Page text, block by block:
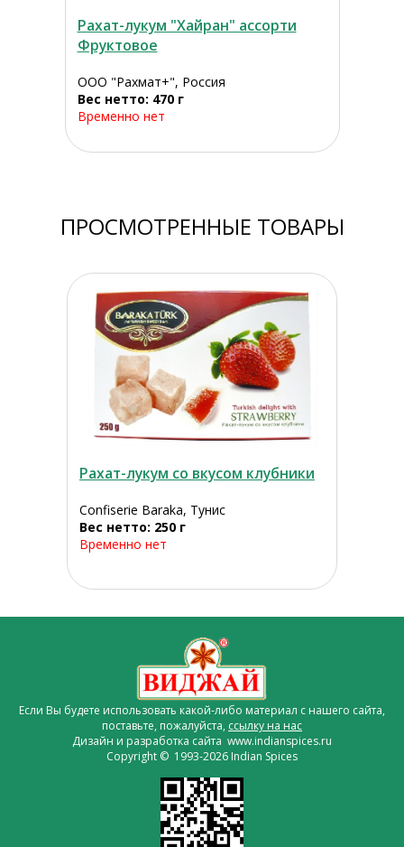
Рахат-лукум "Хайран" ассорти
Фруктовое
ООО "Рахмат+", Россия
Вес нетто: 470 г
Временно нет
ПРОСМОТРЕННЫЕ ТОВАРЫ
Рахат-лукум со вкусом клубники
Confiserie Baraka, Тунис
Вес нетто: 250 г
Временно нет
Если Вы будете использовать какой-либо материал с нашего сайта,
поставьте, пожалуйста, ссылку на нас
Дизайн и разработка сайта www.indianspices.ru
Copyright © 1993-2026 Indian Spices